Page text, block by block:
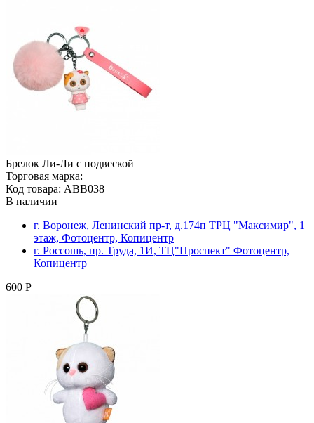
Брелок Ли-Ли с подвеской
Торговая марка:
Код товара: ABB038
В наличии
г. Воронеж, Ленинский пр-т, д.174п ТРЦ "Максимир", 1
этаж, Фотоцентр, Копицентр
г. Россошь, пр. Труда, 1И, ТЦ"Проспект" Фотоцентр,
Копицентр
600 Р